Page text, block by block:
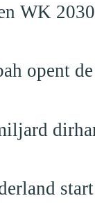
WK
opent